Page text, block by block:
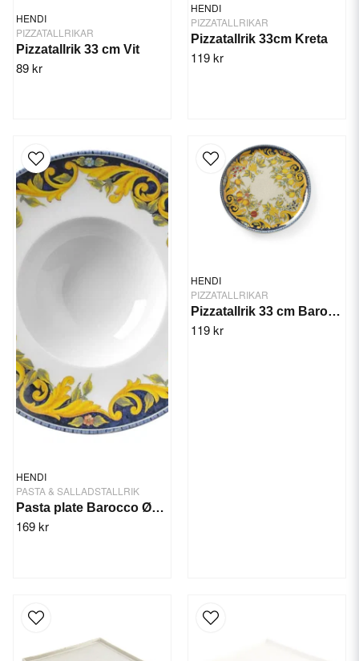
HENDI
PIZZATALLRIKAR
Pizzatallrik 33 cm Vit
89 kr
HENDI
PIZZATALLRIKAR
Pizzatallrik 33cm Kreta
119 kr
HENDI
PASTA & SALLADSTALLRIK
Pasta plate Barocco Ø275 mm
169 kr
HENDI
PIZZATALLRIKAR
Pizzatallrik 33 cm Barocco
119 kr